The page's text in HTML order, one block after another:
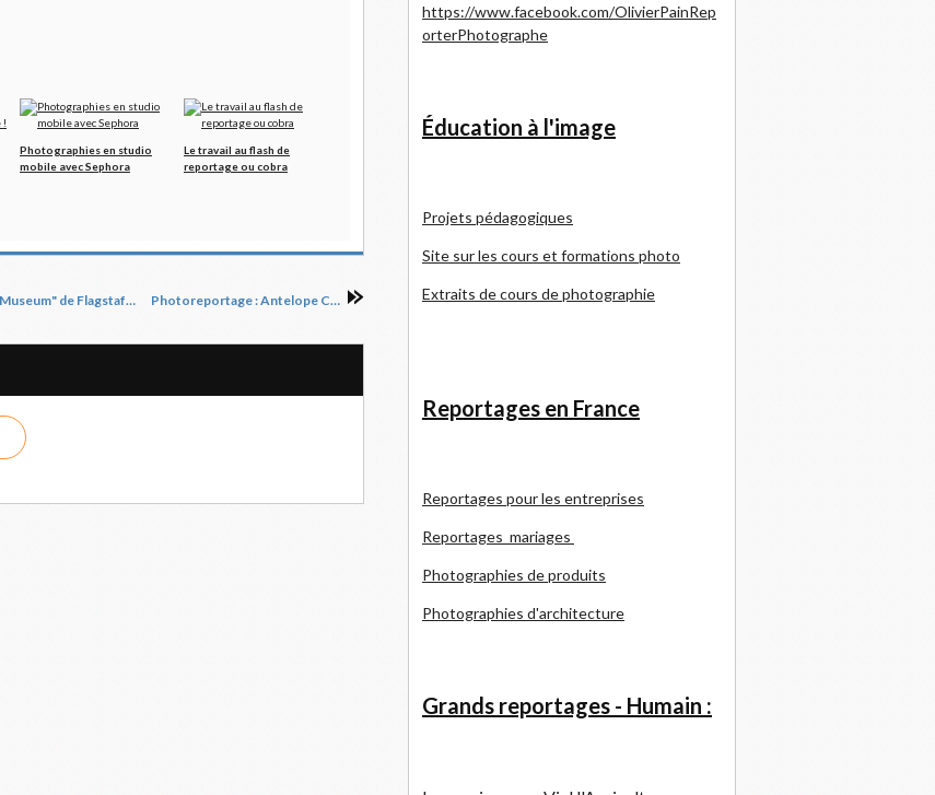
Photographies en studio
mobile avec Sephora
Le travail au flash de
reportage ou cobra
Photoreportage aux Etats Unis : Le "Planes of Fame Museum" de Flagstaff, Partie 2/2 Photoreportage : Antelope Canyon
https://www.facebook.com/OlivierPainRep
orterPhotographe
Éducation à l'image
Projets pédagogiques
Site sur les cours et formations photo
Extraits de cours de photographie
Reportages en France
Reportages pour les entreprises
Reportages mariages
Photographies de produits
Photographies d'architecture
Grands reportages - Humain :